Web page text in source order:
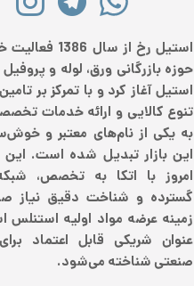
استیل رخ از سال
حوزه بازرگانی ورق، لوله و
استیل آغاز کرد و با تمرکز بر
تنوع کالایی و ارائه خدمات
به یکی از نام‌های معتبر و
این بازار تبدیل شده است.
امروز با اتکا به تخصص،
گسترده و شناخت دقیق نیاز
زمینه عرضه مواد اولیه استنلس
عنوان شریکی قابل اعتماد
صنعتی شناخته می‌شود.